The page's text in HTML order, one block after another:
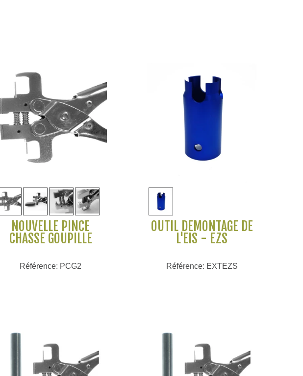
Voir plus
NOUVELLE PINCE
CHASSE GOUPILLE
Référence: PCG2
OUTIL DÉMONTAGE DE
L'EIS - EZS
Référence: EXTEZS